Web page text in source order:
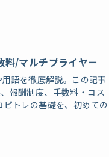
/マルチプライヤー
語を徹底解説。この記事
報酬制度、手数料・コス
ピトレの基礎を、初めての